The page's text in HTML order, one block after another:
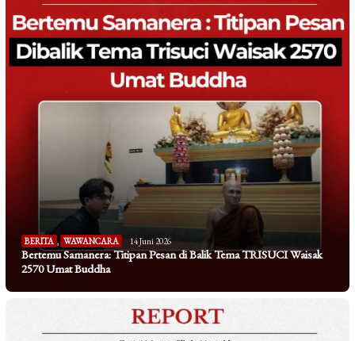
BERITA , WAWANCARA 14 Juni 2026
Bertemu Samanera: Titipan Pesan di Balik Tema TRISUCI Waisak
2570 Umat Buddha